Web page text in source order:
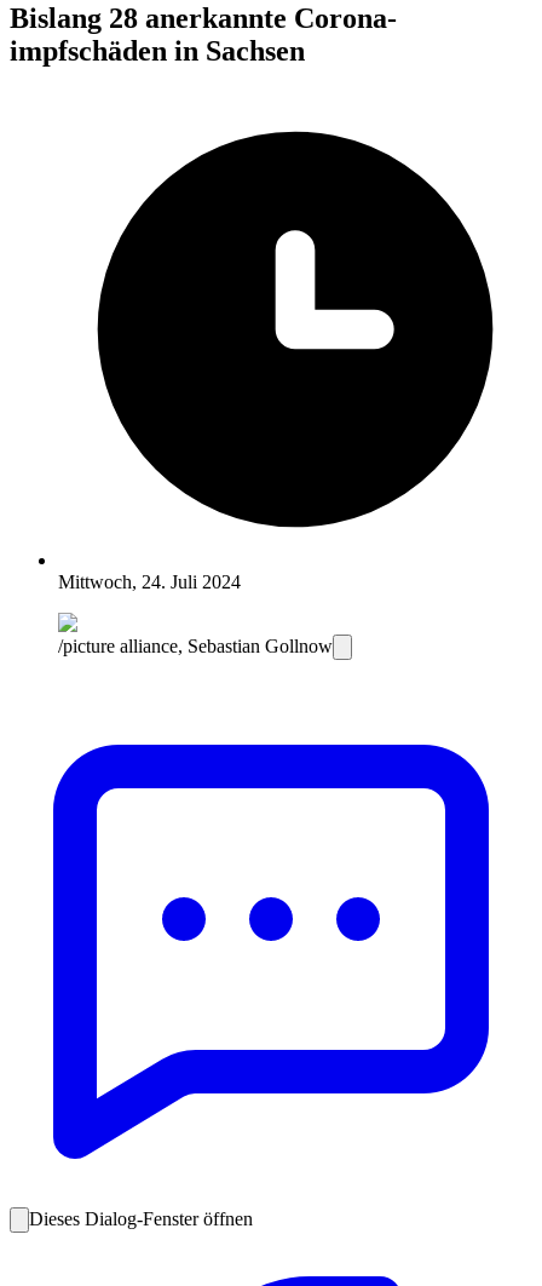
Bislang 28 anerkannte Corona­
impfschäden in Sachsen
Mittwoch, 24. Juli 2024
/picture alliance, Sebastian Gollnow
Dieses Dialog-Fenster öffnen